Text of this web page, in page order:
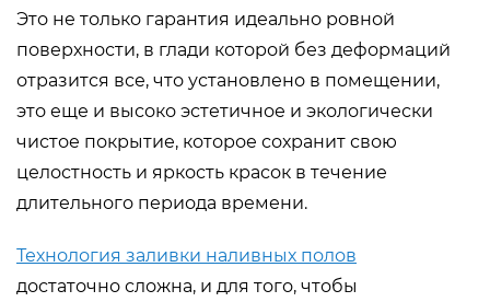
Это не только гарантия идеально ровной
поверхности, в глади которой без деформаций
отразится все, что установлено в помещении,
это еще и высоко эстетичное и экологически
чистое покрытие, которое сохранит свою
целостность и яркость красок в течение
длительного периода времени.
Технология заливки наливных полов
достаточно сложна, и для того, чтобы